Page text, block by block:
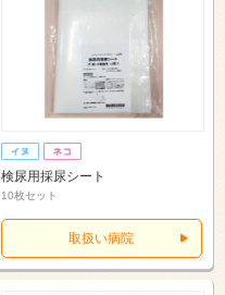
検尿用採尿シート
10枚セット
取扱い病院